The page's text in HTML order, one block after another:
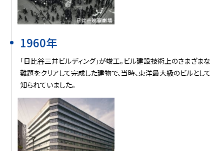
1960年
「日比谷三井ビルディング」が竣工。ビル建設技術上のさまざまな
難題をクリアして完成した建物で、当時、東洋最大級のビルとして
知られていました。